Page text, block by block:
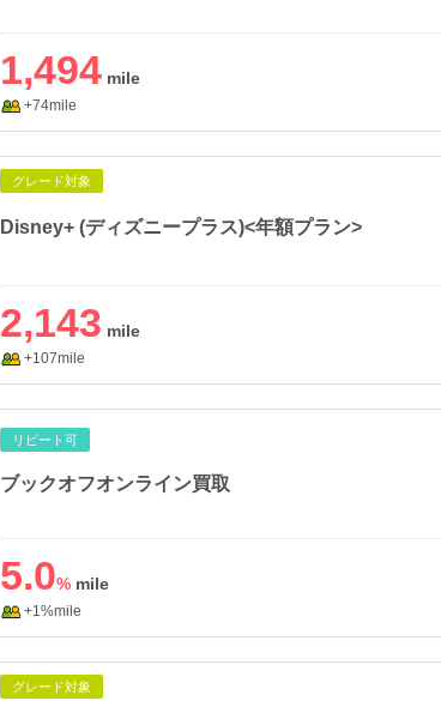
1,494
+74mile
グレード対象
Disney+ (ディズニープラス)<年額プラン>
2,143
+107mile
リピート可
ブックオフオンライン買取
5.0%
+1%mile
グレード対象